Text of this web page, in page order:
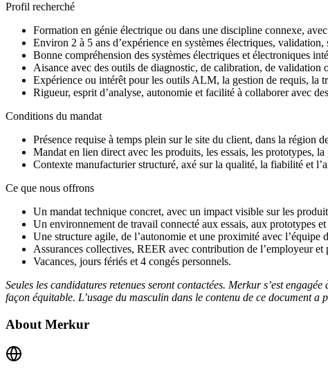
Profil recherché
Formation en génie électrique ou dans une discipline connexe,
Environ 2 à 5 ans d’expérience en systèmes électriques,
Bonne compréhension des systèmes électriques et électroniques
Aisance avec des outils de diagnostic, de calibration, de
Expérience ou intérêt pour les outils ALM, la gestion de requis, la
Rigueur, esprit d’analyse, autonomie et facilité à collaborer avec
Conditions du mandat
Présence requise à temps plein sur le site du client, dans la région
Mandat en lien direct avec les produits, les essais, les prototypes,
Contexte manufacturier structuré, axé sur la qualité, la fiabilité et
Ce que nous offrons
Un mandat technique concret, avec un impact visible sur les
Un environnement de travail connecté aux essais, aux prototypes
Une structure agile, de l’autonomie et une proximité avec l’équipe
Assurances collectives, REER avec contribution de l’employeur et
Vacances, jours fériés et 4 congés personnels.
Seules les candidatures retenues seront contactées. Merkur s’est
façon équitable. L’usage du masculin dans le contenu de ce document a
About Merkur